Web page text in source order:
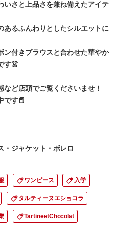
いさと上品さを兼ね備えたアイテ
あるふんわりとしたシルエットに
ン付きブラウスと合わせた華やか
す👗
ど店頭でご覧くださいませ！
です📕
・ジャケット・ボレロ
ワンピース 入学
タルティーヌエショコラ
TartineetChocolat